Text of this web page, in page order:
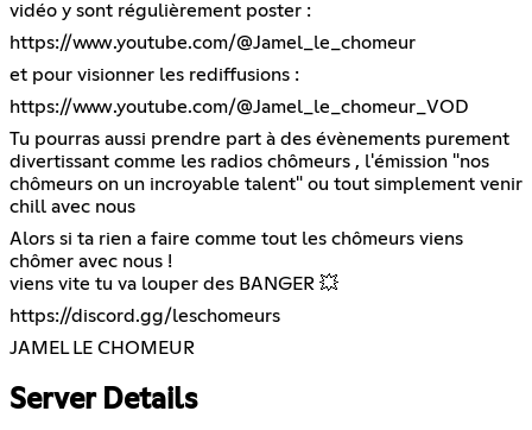
vidéo y sont régulièrement poster :
https://www.youtube.com/@Jamel_le_chomeur
et pour visionner les rediffusions :
https://www.youtube.com/@Jamel_le_chomeur_VOD
Tu pourras aussi prendre part à des évènements purement
divertissant comme les radios chômeurs , l'émission "nos
chômeurs on un incroyable talent" ou tout simplement venir
chill avec nous
Alors si ta rien a faire comme tout les chômeurs viens
chômer avec nous !
viens vite tu va louper des BANGER 💥
https://discord.gg/leschomeurs
JAMEL LE CHOMEUR
Server Details